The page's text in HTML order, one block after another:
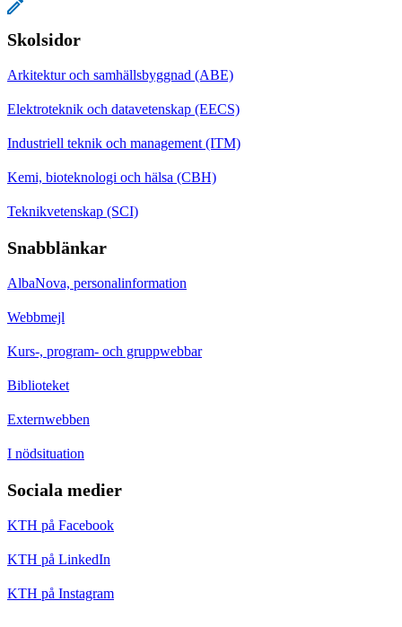
Skolsidor
Arkitektur och samhällsbyggnad (ABE)
Elektroteknik och datavetenskap (EECS)
Industriell teknik och management (ITM)
Kemi, bioteknologi och hälsa (CBH)
Teknikvetenskap (SCI)
Snabblänkar
AlbaNova, personalinformation
Webbmejl
Kurs-, program- och gruppwebbar
Biblioteket
Externwebben
I nödsituation
Sociala medier
KTH på Facebook
KTH på LinkedIn
KTH på Instagram